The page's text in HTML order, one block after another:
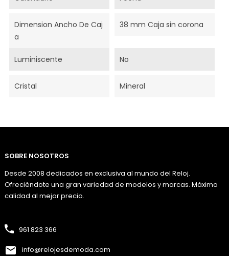
Dimension Ancho De Caj
A
38 mm Caja sin corona
Luminiscente No
Cristal Mineral
SOBRE NOSOTROS
Desde 2008 dedicados en exclusiva al mundo del Reloj.
Ofreciéndote una gran variedad de modelos y marcas. Máxima
calidad al mejor precio.
961 823 366
info@relojesdemoda.com